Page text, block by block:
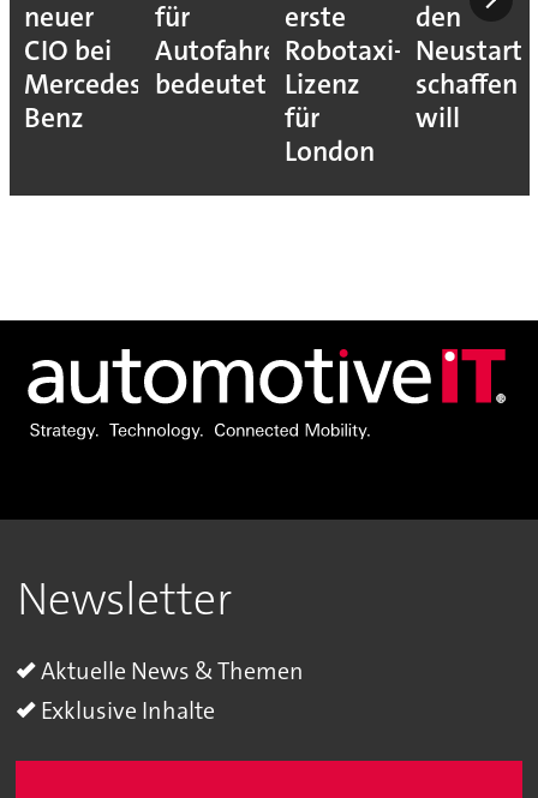
neuer
CIO bei
Mercedes-
Benz
für
Autofahrer
bedeutet
erste
Robotaxi-
Lizenz
für
London
den
Neustart
schaffen
will
Newsletter
Aktuelle News & Themen
Exklusive Inhalte